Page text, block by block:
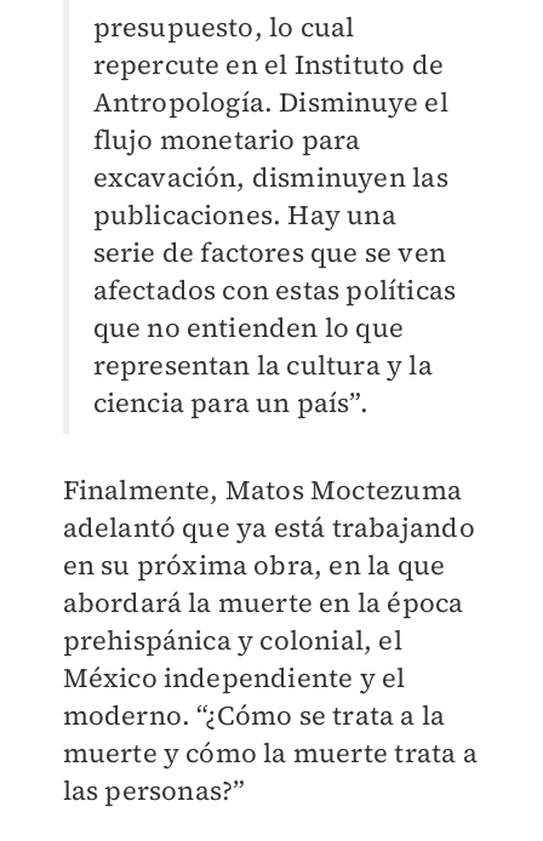
presupuesto, lo cual
repercute en el Instituto de
Antropología. Disminuye el
flujo monetario para
excavación, disminuyen las
publicaciones. Hay una
serie de factores que se ven
afectados con estas políticas
que no entienden lo que
representan la cultura y la
ciencia para un país”.
Finalmente, Matos Moctezuma
adelantó que ya está trabajando
en su próxima obra, en la que
abordará la muerte en la época
prehispánica y colonial, el
México independiente y el
moderno. “¿Cómo se trata a la
muerte y cómo la muerte trata a
las personas?”